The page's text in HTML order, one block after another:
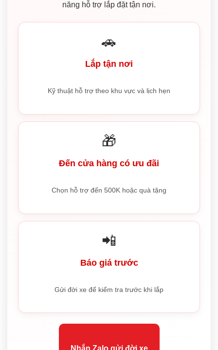
năng hỗ trợ lắp đặt tận nơi.
🚗
Lắp tận nơi
Kỹ thuật hỗ trợ theo khu vực và lịch hẹn
🎁
Đến cửa hàng có ưu đãi
Chọn hỗ trợ đến 500K hoặc quà tặng
📲
Báo giá trước
Gửi đời xe để kiểm tra trước khi lắp